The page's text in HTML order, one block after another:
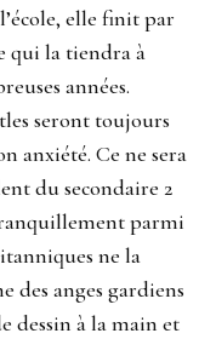
elle finit par
qui la tiendra à
années.
seront toujours
anxiété. Ce ne sera
du secondaire 2
parmi
ne la
des anges gardiens
dessin à la main et